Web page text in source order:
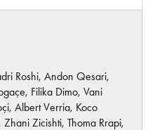
Roshi, Andon Qesari,
Filika Dimo, Vani
Albert Verria, Koco
Zicishti, Thoma Rrapi,